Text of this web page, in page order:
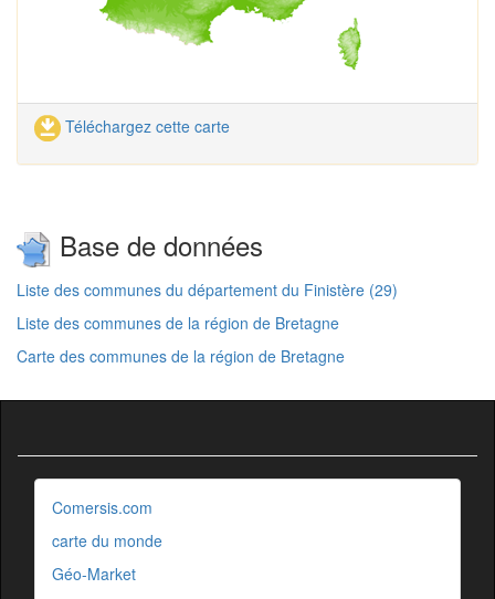
Téléchargez cette carte
Base de données
Liste des communes du département du Finistère (29)
Liste des communes de la région de Bretagne
Carte des communes de la région de Bretagne
Comersis.com
carte du monde
Géo-Market